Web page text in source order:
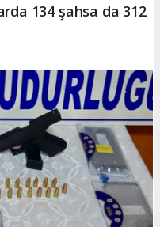
134 şahsa da 312